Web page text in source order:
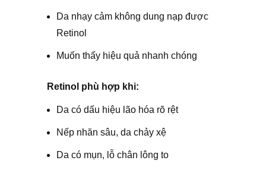
Da nhạy cảm không dung nạp được
Retinol
Muốn thấy hiệu quả nhanh chóng
Retinol phù hợp khi:
Da có dấu hiệu lão hóa rõ rệt
Nếp nhăn sâu, da chảy xệ
Da có mụn, lỗ chân lông to